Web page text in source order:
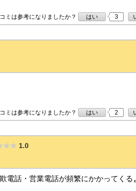
ミは参考になりましたか？ はい 3
ミは参考になりましたか？ はい 2
1.0
電話・営業電話が頻繁にかかってくる